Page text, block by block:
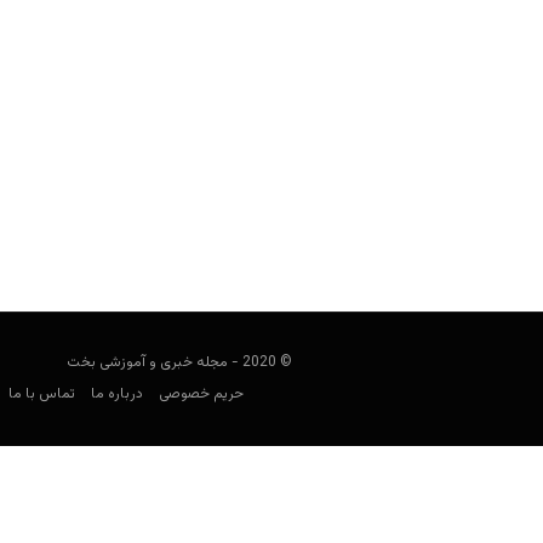
© 2020 - مجله خبری و آموزشی بخت
حریم خصوصی
درباره ما تماس با ما